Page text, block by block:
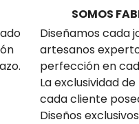
SOMOS
Diseñamos cada
artesanos
perfección en
La exclusividad
cada cliente
Diseños